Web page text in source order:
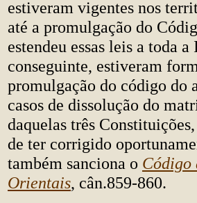
estiveram vigentes nos
até a promulgação do
estendeu essas leis a toda
conseguinte, estiveram
promulgação do código do
casos de dissolução do
daquelas três
de ter corrigido
também sanciona o Código
Orientais, cân.859-860.